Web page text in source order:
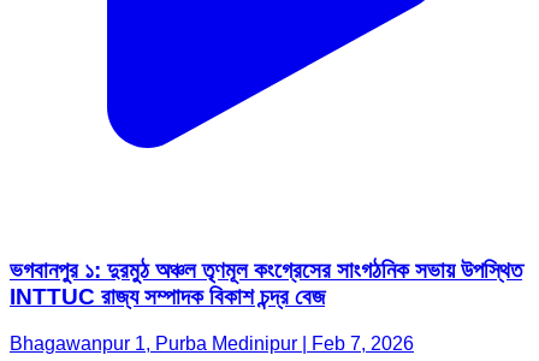
ভগবানপুর ১: দুরমুঠ অঞ্চল তৃণমূল কংগ্রেসের সাংগঠনিক সভায় উপস্থিত
INTTUC রাজ্য সম্পাদক বিকাশ চন্দ্র বেজ
Bhagawanpur 1, Purba Medinipur | Feb 7, 2026